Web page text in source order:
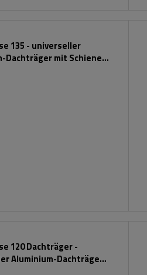
135 - universeller
Dachträger mit Schienen
120 Dachträger -
Aluminium-Dachträger